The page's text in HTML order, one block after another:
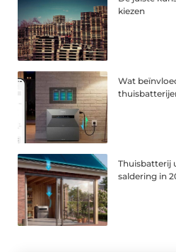
kiezen
Wat
Thuisbatterij
saldering in